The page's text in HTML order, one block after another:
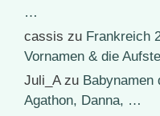
…
cassis zu Frankreich
Vornamen & die
Juli_Azu Babynamen
Agathon, Danna, …